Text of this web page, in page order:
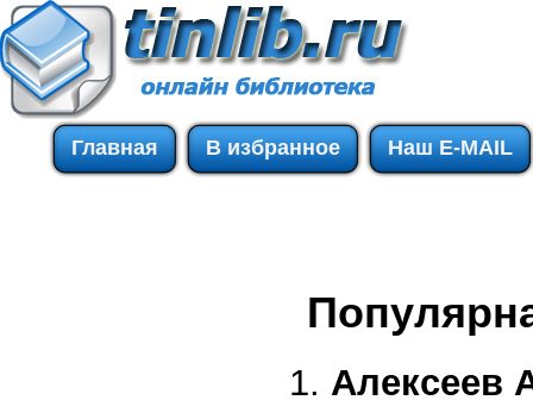
Главная В избранное Наш E-MAIL
1. Алексеев